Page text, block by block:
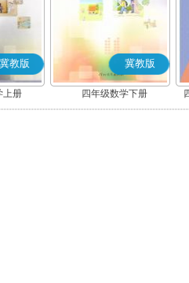
冀教版
上册
冀教版
四年级数学下册